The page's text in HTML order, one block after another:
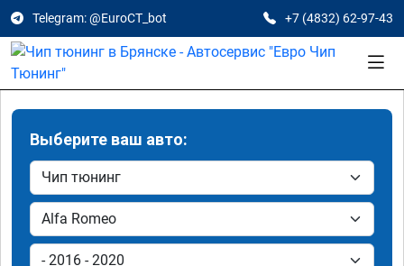
Telegram: @EuroCT_bot +7 (4832) 62-97-43
Выберите ваш авто: